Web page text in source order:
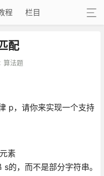
程 栏目
配
算法题
p，请你来实现一个支持
素
的，而不是部分字符串。